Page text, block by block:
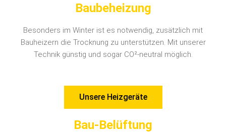
Baubeheizung
Besonders im Winter ist es notwendig, zusätzlich mit
Bauheizern die Trocknung zu unterstützen. Mit unserer
Technik günstig und sogar CO²-neutral möglich.
Unsere Heizgeräte
Bau-Belüftung